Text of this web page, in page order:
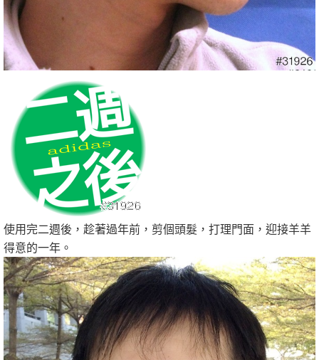
使用完二週後，趁著過年前，剪個頭髮，打理門面，迎接羊羊
得意的一年。